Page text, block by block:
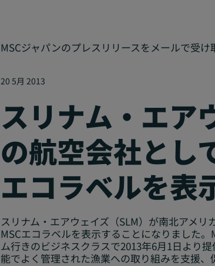
MSCジャパンのプレスリリースをメールで受け
20 5月 2013
スリナム・エア
の航空会社とし
エコラベルを表
スリナム・エアウェイズ（SLM）が南北アメ
MSCエコラベルを表示することになりました
ム行きのビジネスクラスで2013年6月1日より
能でよく管理された漁業への取り組みを支援、